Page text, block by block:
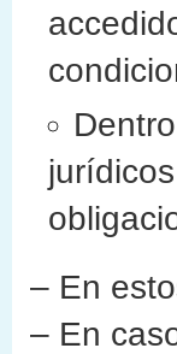
– En
– En